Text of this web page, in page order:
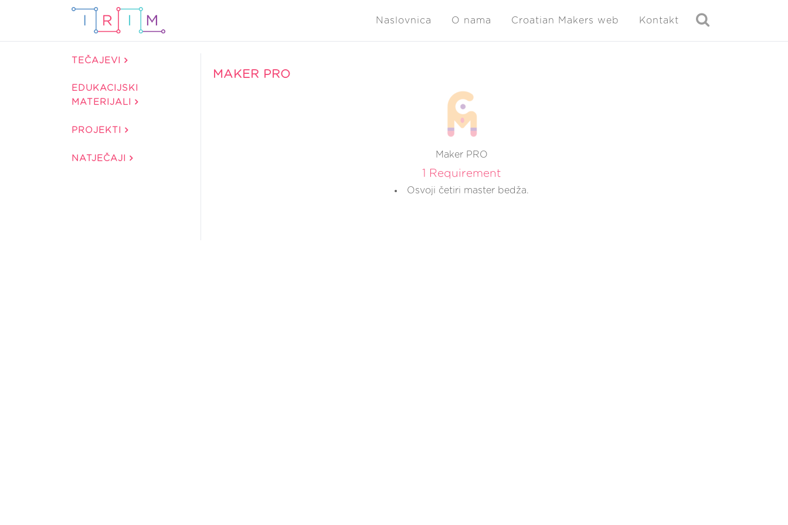
Naslovnica O nama Croatian Makers web Kontakt
TEČAJEVI
EDUKACIJSKI
MATERIJALI
PROJEKTI
NATJEČAJI
MAKER PRO
Maker PRO
1 Requirement
Osvoji četiri master bedža.